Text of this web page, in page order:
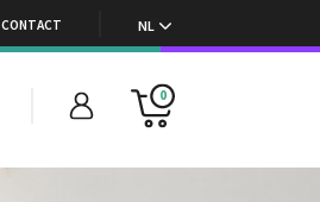
CONTACT NL
0